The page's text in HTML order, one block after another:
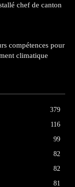
chef de canton
compétences pour
climatique
379
116
99
82
82
81